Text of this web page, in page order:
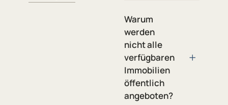
Warum
werden
nicht alle
verfügbaren
Immobilien
öffentlich
angeboten?
+